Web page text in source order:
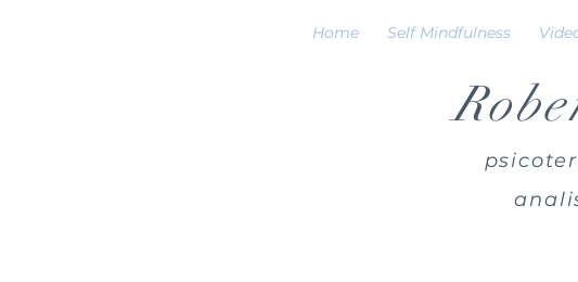
Home Self Mindfulness